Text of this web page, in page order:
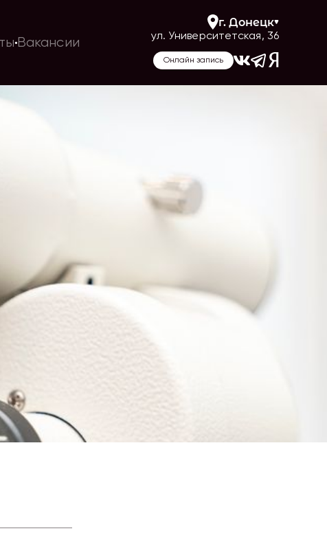
Вакансии
г. Донецк
ул. Университетская, 36
Онлайн запись